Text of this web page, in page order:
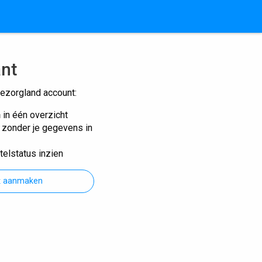
account:
één overzicht
je gegevens in
inzien